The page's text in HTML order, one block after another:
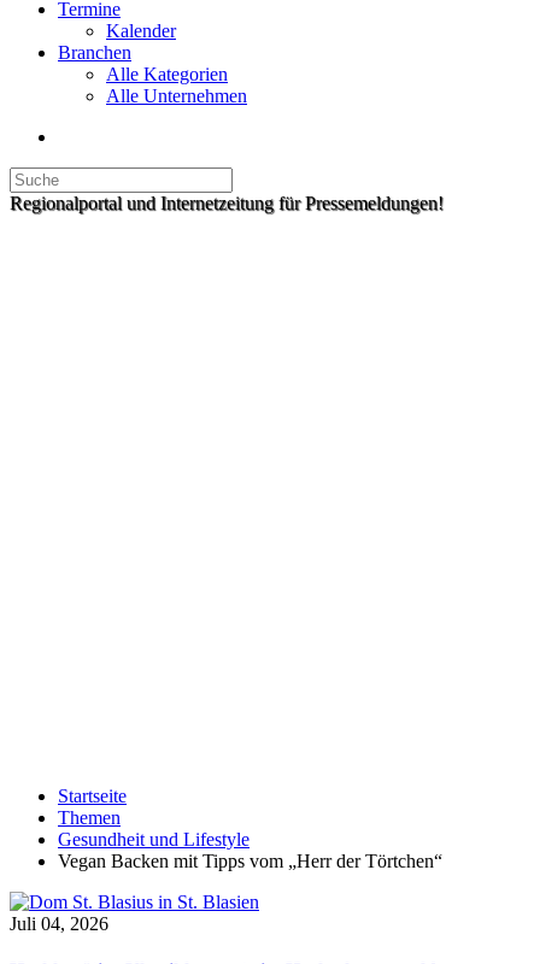
Termine
Kalender
Branchen
Alle Kategorien
Alle Unternehmen
Regionalportal und Internetzeitung für Pressemeldungen!
Startseite
Themen
Gesundheit und Lifestyle
Vegan Backen mit Tipps vom „Herr der Törtchen“
Juli 04, 2026